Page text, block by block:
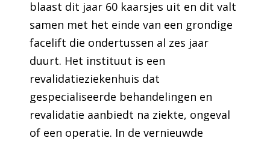
blaast dit jaar 60 kaarsjes uit en dit valt
samen met het einde van een grondige
facelift die ondertussen al zes jaar
duurt. Het instituut is een
revalidatieziekenhuis dat
gespecialiseerde behandelingen en
revalidatie aanbiedt na ziekte, ongeval
of een operatie. In de vernieuwde